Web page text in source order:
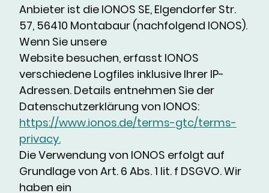
Anbieter ist die IONOS SE, Elgendorfer Str.
57, 56410 Montabaur (nachfolgend IONOS).
Wenn Sie unsere
Website besuchen, erfasst IONOS
verschiedene Logfiles inklusive Ihrer IP-
Adressen. Details entnehmen Sie der
Datenschutzerklärung von IONOS:
https://www.ionos.de/terms-gtc/terms-
privacy.
Die Verwendung von IONOS erfolgt auf
Grundlage von Art. 6 Abs. 1 lit. f DSGVO. Wir
haben ein